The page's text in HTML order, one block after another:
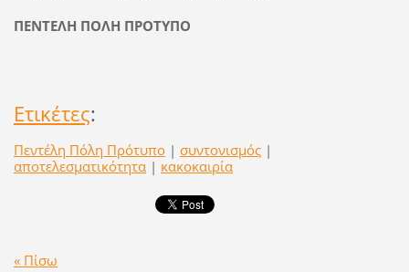
ΠΕΝΤΕΛΗ ΠΟΛΗ ΠΡΟΤΥΠΟ
Ετικέτες:
Πεντέλη Πόλη Πρότυπο | συντονισμός |
αποτελεσματικότητα | κακοκαιρία
« Πίσω